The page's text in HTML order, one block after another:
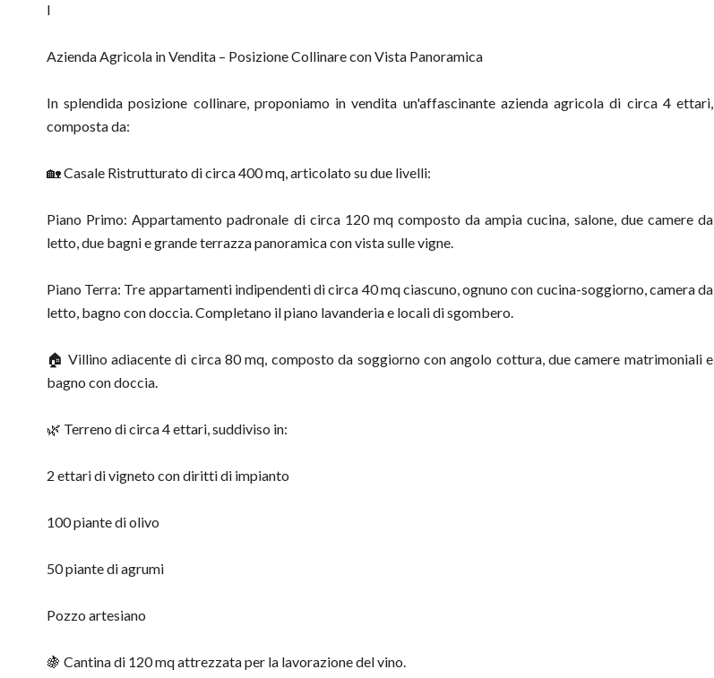
I
Azienda Agricola in Vendita – Posizione Collinare con Vista Panoramica
In splendida posizione collinare, proponiamo in vendita un'affascinante azienda agricola di circa 4 ettari,
composta da:
🏡 Casale Ristrutturato di circa 400 mq, articolato su due livelli:
Piano Primo: Appartamento padronale di circa 120 mq composto da ampia cucina, salone, due camere da
letto, due bagni e grande terrazza panoramica con vista sulle vigne.
Piano Terra: Tre appartamenti indipendenti di circa 40 mq ciascuno, ognuno con cucina-soggiorno, camera da
letto, bagno con doccia. Completano il piano lavanderia e locali di sgombero.
🏠 Villino adiacente di circa 80 mq, composto da soggiorno con angolo cottura, due camere matrimoniali e
bagno con doccia.
🌿 Terreno di circa 4 ettari, suddiviso in:
2 ettari di vigneto con diritti di impianto
100 piante di olivo
50 piante di agrumi
Pozzo artesiano
🍇 Cantina di 120 mq attrezzata per la lavorazione del vino.